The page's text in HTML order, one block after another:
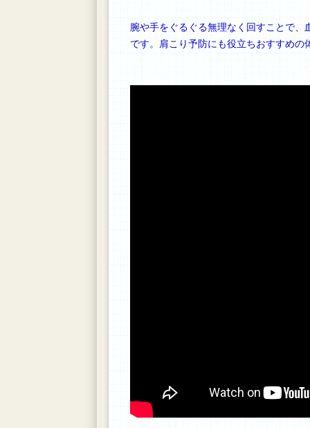
腕や手をぐるぐる無理なく回すことで
です。肩こり予防にも役立ちおすすめの